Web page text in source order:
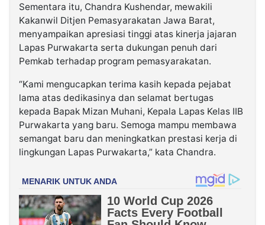
Sementara itu, Chandra Kushendar, mewakili
Kakanwil Ditjen Pemasyarakatan Jawa Barat,
menyampaikan apresiasi tinggi atas kinerja jajaran
Lapas Purwakarta serta dukungan penuh dari
Pemkab terhadap program pemasyarakatan.
“Kami mengucapkan terima kasih kepada pejabat
lama atas dedikasinya dan selamat bertugas
kepada Bapak Mizan Muhani, Kepala Lapas Kelas IIB
Purwakarta yang baru. Semoga mampu membawa
semangat baru dan meningkatkan prestasi kerja di
lingkungan Lapas Purwakarta,” kata Chandra.